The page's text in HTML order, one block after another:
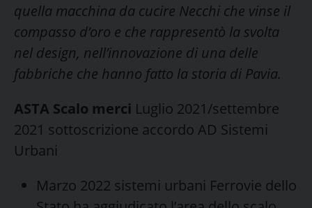
quella macchina da cucire Necchi che vinse il
compasso d’oro e che rappresentò la svolta
nel design, nell’innovazione di una delle
fabbriche che hanno fatto la storia di Pavia.
ASTA Scalo merci Luglio 2021/settembre
2021 sottoscrizione accordo AD Sistemi
Urbani
Marzo 2022 sistemi urbani Ferrovie dello